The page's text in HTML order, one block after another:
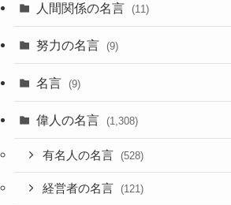
人間関係の名言 (11)
努力の名言 (9)
名言 (9)
偉人の名言 (1,308)
有名人の名言 (528)
経営者の名言 (121)